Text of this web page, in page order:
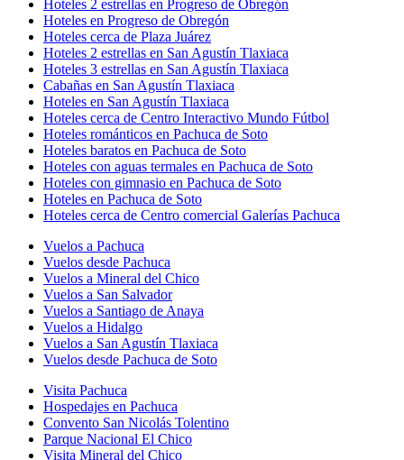
Hoteles 2 estrellas en Progreso de Obregón
Hoteles en Progreso de Obregón
Hoteles cerca de Plaza Juárez
Hoteles 2 estrellas en San Agustín Tlaxiaca
Hoteles 3 estrellas en San Agustín Tlaxiaca
Cabañas en San Agustín Tlaxiaca
Hoteles en San Agustín Tlaxiaca
Hoteles cerca de Centro Interactivo Mundo Fútbol
Hoteles románticos en Pachuca de Soto
Hoteles baratos en Pachuca de Soto
Hoteles con aguas termales en Pachuca de Soto
Hoteles con gimnasio en Pachuca de Soto
Hoteles en Pachuca de Soto
Hoteles cerca de Centro comercial Galerías Pachuca
Vuelos a Pachuca
Vuelos desde Pachuca
Vuelos a Mineral del Chico
Vuelos a San Salvador
Vuelos a Santiago de Anaya
Vuelos a Hidalgo
Vuelos a San Agustín Tlaxiaca
Vuelos desde Pachuca de Soto
Visita Pachuca
Hospedajes en Pachuca
Convento San Nicolás Tolentino
Parque Nacional El Chico
Visita Mineral del Chico